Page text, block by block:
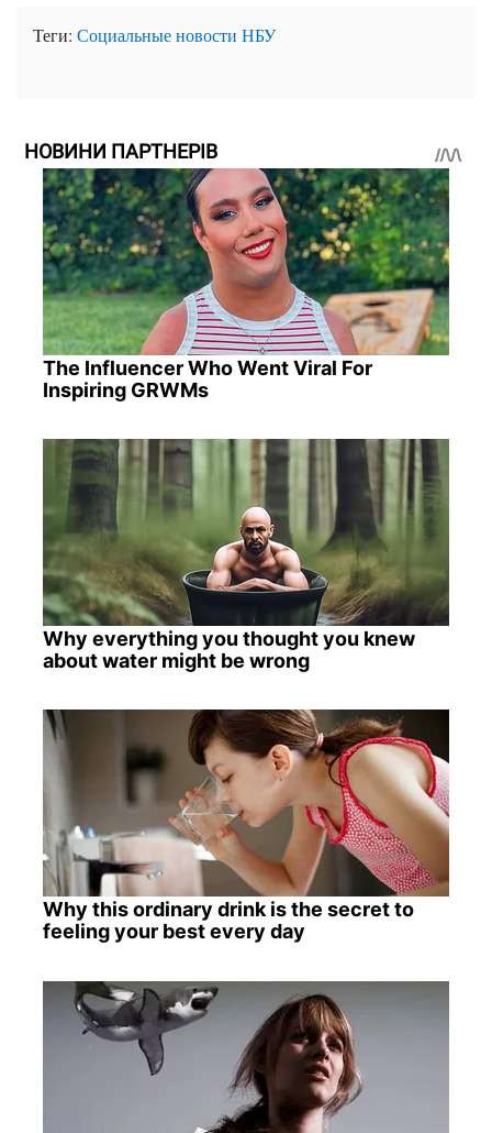
Теги: Социальные новости НБУ
НОВИНИ ПАРТНЕРІВ
The Influencer Who Went Viral For
Inspiring GRWMs
Why everything you thought you knew
about water might be wrong
Why this ordinary drink is the secret to
feeling your best every day